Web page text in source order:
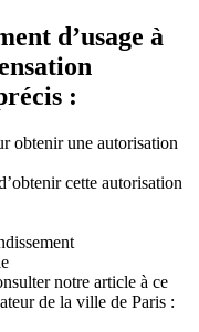
d’usage à
:
obtenir une autorisation
cette autorisation
notre article à ce
de la ville de Paris :